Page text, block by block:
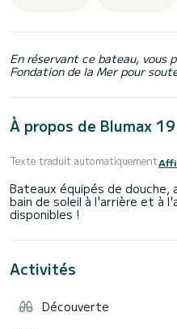
En réservant ce bateau, vous
Fondation de la Mer pour
À propos de Blumax
Texte traduit automatiquement
Bateaux équipés de douche,
bain de soleil à l'arrière et à
Activités
Découverte